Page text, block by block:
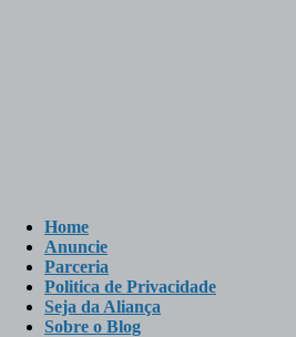
Home
Anuncie
Parceria
Politica de Privacidade
Seja da Aliança
Sobre o Blog